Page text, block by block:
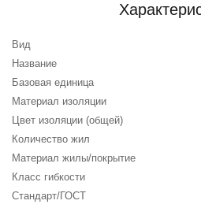
Вид
Название
Базовая единица
Материал изоляции
Цвет изоляции (общей)
Количество жил
Материал жилы/покрытие
Класс гибкости
Стандарт/ГОСТ